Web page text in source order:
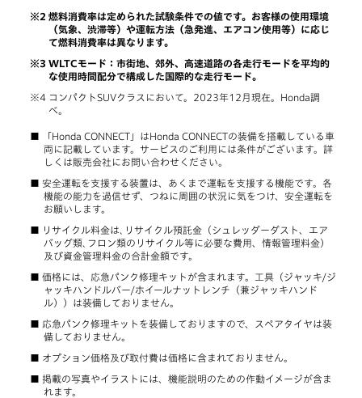
燃料消費率は定められた試験条件での値です。お客様の使用環境
（気象、渋滞等）や運転方法（急発進、エアコン使用等）に応じ
て燃料消費率は異なります。
WLTCモード：市街地、郊外、高速道路の各走行モードを平均的
な使用時間配分で構成した国際的な走行モード。
コンパクトSUVクラスにおいて。2023年12月現在。Honda調
べ。
「Honda CONNECT」はHonda CONNECTの装備を搭載している車
両に記載しています。サービスのご利用には条件がございます。詳
しくは販売会社にお問い合わせください。
安全運転を支援する装置は、あくまで運転を支援する機能です。各
機能の能力を過信せず、つねに周囲の状況に気をつけ、安全運転を
お願いします。
リサイクル料金は､リサイクル預託金（シュレッダーダスト、エア
バッグ類､フロン類のリサイクル等に必要な費用、情報管理料金）
及び資金管理料金の合計金額です。
価格には、応急パンク修理キットが含まれます。工具（ジャッキ/ジ
ャッキハンドルバー/ホイールナットレンチ（兼ジャッキハンド
ル））は装備しておりません。
応急パンク修理キットを装備しておりますので、スペアタイヤは装
備しておりません。
オプション価格及び取付費は価格に含まれておりません。
掲載の写真やイラストには、機能説明のための作動イメージが含ま
れます。